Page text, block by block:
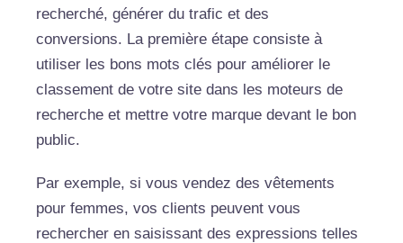
recherché, générer du trafic et des
conversions. La première étape consiste à
utiliser les bons mots clés pour améliorer le
classement de votre site dans les moteurs de
recherche et mettre votre marque devant le bon
public.
Par exemple, si vous vendez des vêtements
pour femmes, vos clients peuvent vous
rechercher en saisissant des expressions telles